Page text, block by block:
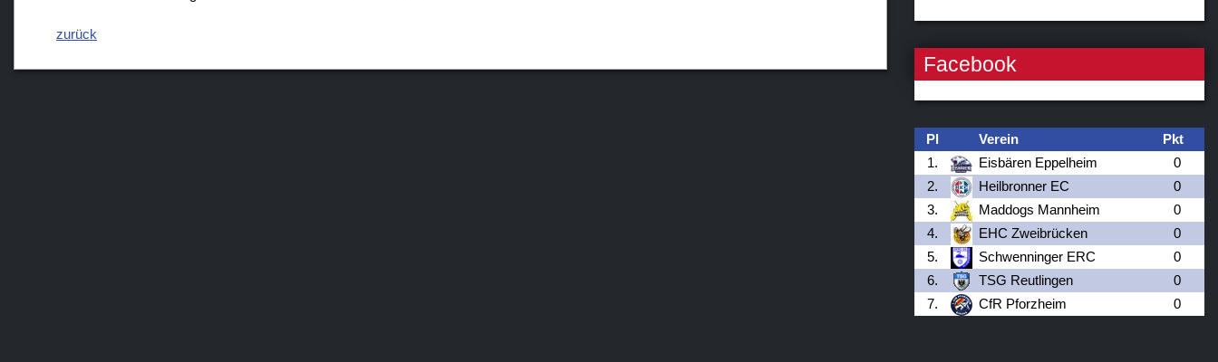
zurück
Facebook
Pl Verein
Pkt
1.
Eisbären Eppelheim
0
2.
Heilbronner EC
0
3.
Maddogs Mannheim
0
4.
EHC Zweibrücken
0
5.
Schwenninger ERC
0
6.
TSG Reutlingen
0
7.
CfR Pforzheim 0